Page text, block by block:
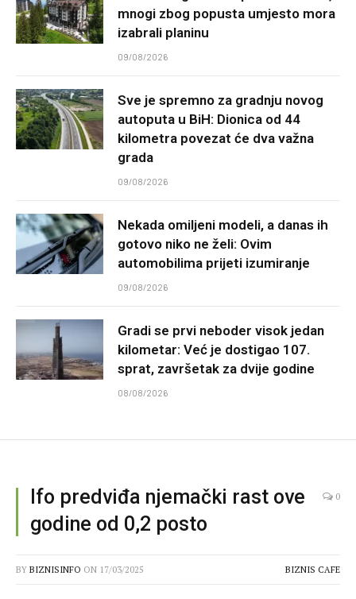
mnogi zbog popusta umjesto mora
izabrali planinu
09/08/2026
Sve je spremno za gradnju novog
autoputa u BiH: Dionica od 44
kilometra povezat će dva važna
grada
09/08/2026
Nekada omiljeni modeli, a danas ih
gotovo niko ne želi: Ovim
automobilima prijeti izumiranje
09/08/2026
Gradi se prvi neboder visok jedan
kilometar: Već je dostigao 107.
sprat, završetak za dvije godine
08/08/2026
Ifo predviđa njemački rast ove
godine od 0,2 posto
0
BY BIZNISINFO ON 17/03/2025 BIZNIS CAFE